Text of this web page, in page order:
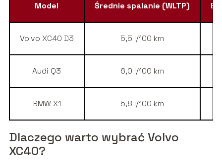
Model Średnie spalanie (WLTP)
Volvo XC40 D3 5,5 l/100 km
Audi Q3 6,0 l/100 km
BMW X1 5,8 l/100 km
Dlaczego warto wybrać Volvo
XC40?